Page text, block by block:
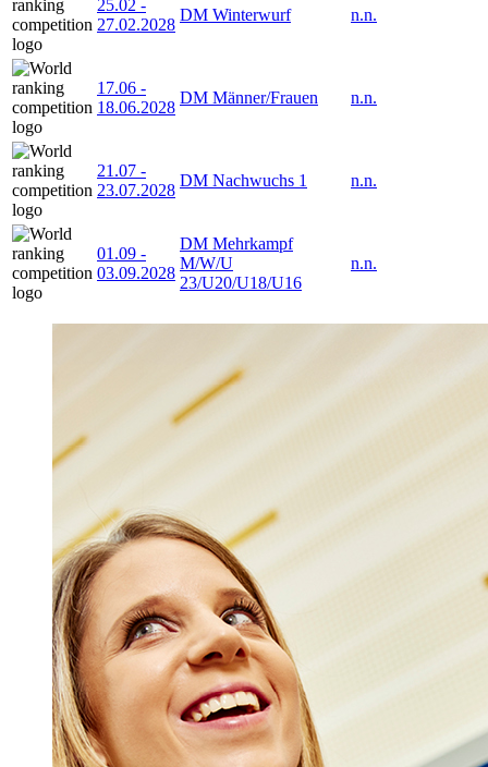
25.02 -
27.02.2028
DM Winterwurf n.n.
17.06 -
18.06.2028
DM Männer/Frauen n.n.
21.07 -
23.07.2028
DM Nachwuchs 1 n.n.
01.09 -
03.09.2028
DM Mehrkampf
M/W/U
23/U20/U18/U16
n.n.